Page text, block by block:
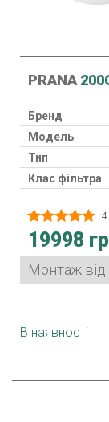
PRANA
Бренд
Модель
Тип
Клас фільтра
Клас захисту
Споживана
Гарантія
Країна
4
19998
Монтаж від
В наявності